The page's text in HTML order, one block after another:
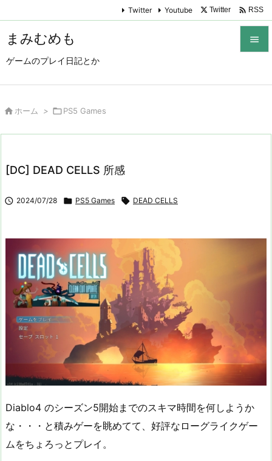
まみむめも
ゲームのプレイ日記とか

Twitter Youtube Twitter  RSS
 ホーム > PS5 Games
[DC] DEAD CELLS 所感
 2024/07/28  PS5 Games  DEAD CELLS
Diablo4 のシーズン5開始までのスキマ時間を何しようか
な・・・と積みゲーを眺めてて、好評なローグライクゲー
ムをちょろっとプレイ。